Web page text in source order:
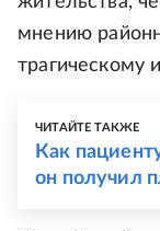
мнению
трагическому
ЧИТАЙТЕ ТАКЖЕ
Как
он получил